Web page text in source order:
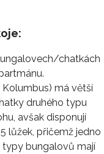
chatkách
má větší
druhého typu
avšak disponují
lůžek, přičemž jedno
typy bungalovů mají